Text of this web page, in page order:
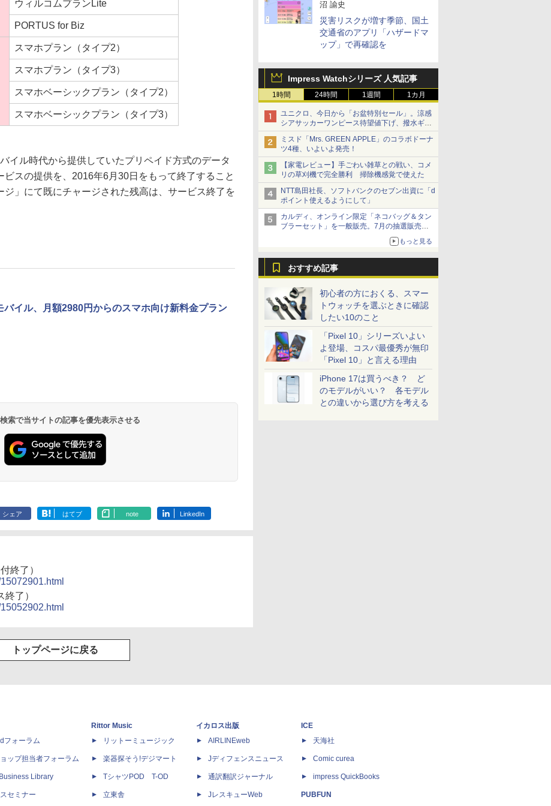
沼 諭史
災害リスクが増す季節、国土
交通省のアプリ「ハザードマ
ップ」で再確認を
Impress Watchシリーズ 人気記事
1時間 24時間 1週間 1カ月
ユニクロ、今日から「お盆特別セール」。涼感
シアサッカーワンピース待望値下げ、撥水ギア
ショーツは1990円に
ミスド「Mrs. GREEN APPLE」のコラボドーナ
ツ4種、いよいよ発売！
【家電レビュー】手ごわい雑草との戦い、コメ
リの草刈機で完全勝利 掃除機感覚で使えた
NTT島田社長、ソフトバンクのセブン出資に「d
ポイント使えるようにして」
カルディ、オンライン限定「ネコバッグ＆タン
ブラーセット」を一般販売。7月の抽選販売の
もっと見る
おすすめ記事
初心者の方におくる、スマー
トウォッチを選ぶときに確認
したい10のこと
「Pixel 10」シリーズいよい
よ登場、コスパ最優秀が無印
「Pixel 10」と言える理由
iPhone 17は買うべき？ ど
のモデルがいい？ 各モデル
との違いから選び方を考える
ウィルコムプランLite
PORTUS for Biz
スマホプラン（タイプ2）
スマホプラン（タイプ3）
スマホベーシックプラン（タイプ2）
スマホベーシックプラン（タイプ3）
イル時代から提供していたプリペイド方式のデータ
ビスの提供を、2016年6月30日をもって終了すること
ジ」にて既にチャージされた残高は、サービス終了を
バイル、月額2980円からのスマホ向け新料金プラン
索で当サイトの記事を優先表示させる
シェア はてブ note LinkedIn
終了）
了）
トップページに戻る
フォーラム
ップ担当者フォーラム
Library
セミナー
Rittor Music
リットーミュージック
楽器探そう!デジマート
TシャツPOD T-OD
立東舎
イカロス出版
AIRLINEweb
Jディフェンスニュース
通訳翻訳ジャーナル
JレスキューWeb
ICE
天海社
Comic curea
impress QuickBooks
PUBFUN